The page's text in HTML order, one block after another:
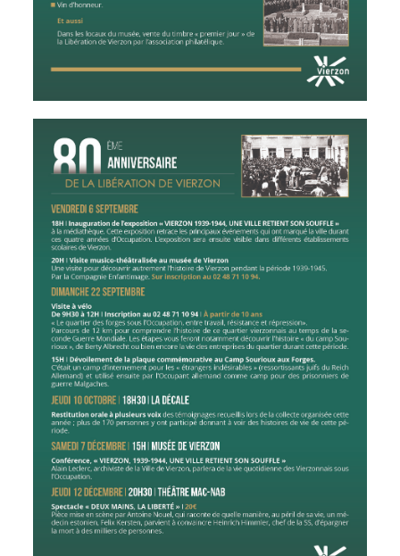
jeunesse
Restauration
municipale
Santé et
solidarité
CCAS
Conseil
d'administration
Accueil de jour
L'EHPAD
Autonomie
seniors
Santé
Centre de
santé
Contrat local
de santé
Établissements
Culture et
Sport
Culture
Espace
Rollinat
Nab / La
Décale
Estivales
Ateliers arts
Médiathèque
Musée